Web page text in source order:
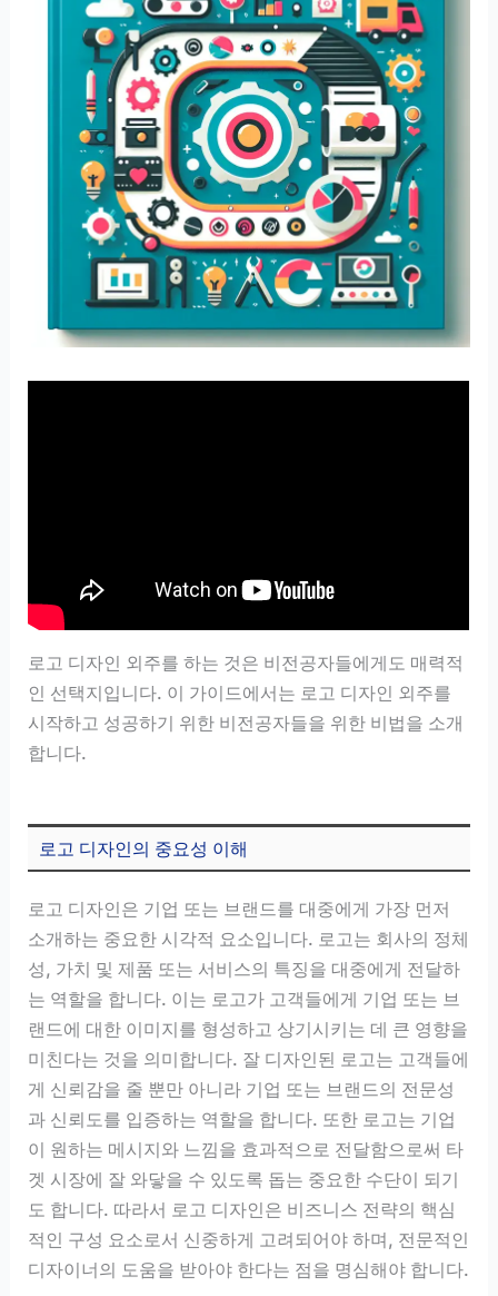
로고 디자인 외주를 하는 것은 비전공자들에게도 매력적
인 선택지입니다. 이 가이드에서는 로고 디자인 외주를
시작하고 성공하기 위한 비전공자들을 위한 비법을 소개
합니다.
로고 디자인의 중요성 이해
로고 디자인은 기업 또는 브랜드를 대중에게 가장 먼저
소개하는 중요한 시각적 요소입니다. 로고는 회사의 정체
성, 가치 및 제품 또는 서비스의 특징을 대중에게 전달하
는 역할을 합니다. 이는 로고가 고객들에게 기업 또는 브
랜드에 대한 이미지를 형성하고 상기시키는 데 큰 영향을
미친다는 것을 의미합니다. 잘 디자인된 로고는 고객들에
게 신뢰감을 줄 뿐만 아니라 기업 또는 브랜드의 전문성
과 신뢰도를 입증하는 역할을 합니다. 또한 로고는 기업
이 원하는 메시지와 느낌을 효과적으로 전달함으로써 타
겟 시장에 잘 와닿을 수 있도록 돕는 중요한 수단이 되기
도 합니다. 따라서 로고 디자인은 비즈니스 전략의 핵심
적인 구성 요소로서 신중하게 고려되어야 하며, 전문적인
디자이너의 도움을 받아야 한다는 점을 명심해야 합니다.